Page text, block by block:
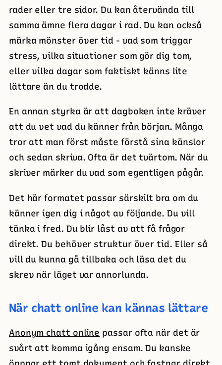
rader eller tre sidor. Du kan återvända till
samma ämne flera dagar i rad. Du kan också
märka mönster över tid - vad som triggar
stress, vilka situationer som gör dig tom,
eller vilka dagar som faktiskt känns lite
lättare än du trodde.
En annan styrka är att dagboken inte kräver
att du vet vad du känner från början. Många
tror att man först måste förstå sina känslor
och sedan skriva. Ofta är det tvärtom. När du
skriver märker du vad som egentligen pågår.
Det här formatet passar särskilt bra om du
känner igen dig i något av följande. Du vill
tänka i fred. Du blir låst av att få frågor
direkt. Du behöver struktur över tid. Eller så
vill du kunna gå tillbaka och läsa det du
skrev när läget var annorlunda.
När chatt online kan kännas lättare
Anonym chatt online passar ofta när det är
svårt att komma igång ensam. Du kanske